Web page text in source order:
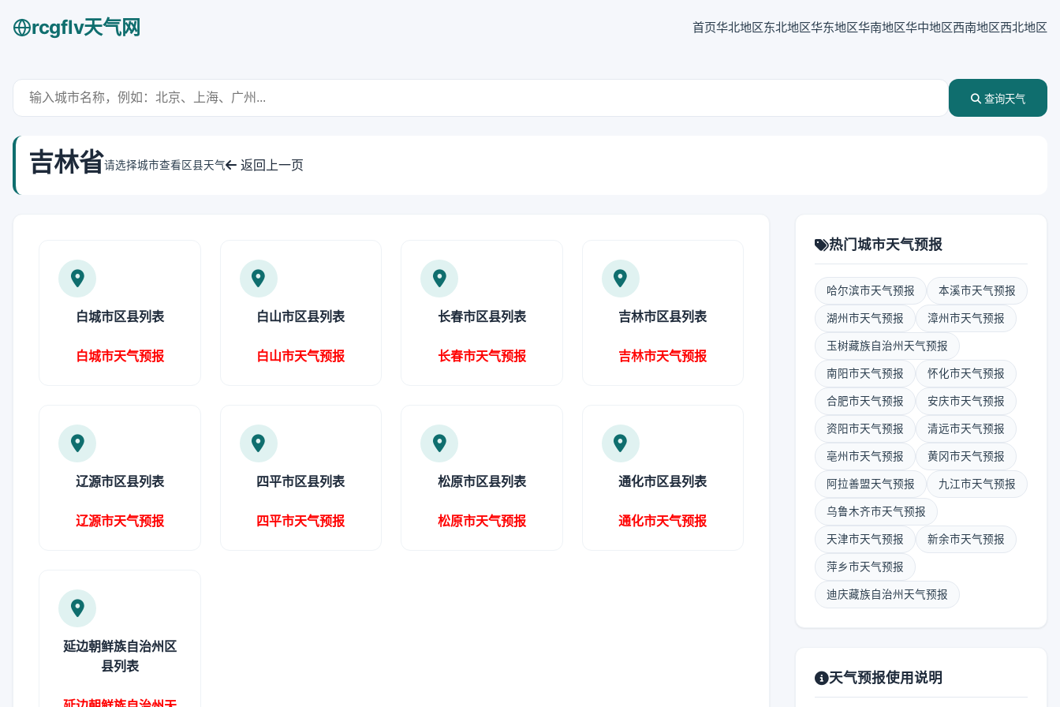
rcgflv天气网 首页华北地区东北地区华东地区华南地区华中地区西南地区西北地区
查询天气
吉林省请选择城市查看区县天气 返回上一页
白城市区县列表
白城市天气预报
白山市区县列表
白山市天气预报
长春市区县列表
长春市天气预报
吉林市区县列表
吉林市天气预报
辽源市区县列表
辽源市天气预报
四平市区县列表
四平市天气预报
松原市区县列表
松原市天气预报
通化市区县列表
通化市天气预报
延边朝鲜族自治州区
县列表
热门城市天气预报
哈尔滨市天气预报 本溪市天气预报
湖州市天气预报 漳州市天气预报
玉树藏族自治州天气预报
南阳市天气预报 怀化市天气预报
合肥市天气预报 安庆市天气预报
资阳市天气预报 清远市天气预报
亳州市天气预报 黄冈市天气预报
阿拉善盟天气预报 九江市天气预报
乌鲁木齐市天气预报
天津市天气预报 新余市天气预报
萍乡市天气预报
迪庆藏族自治州天气预报
天气预报使用说明